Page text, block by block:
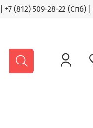
+7 (812) 509-28-22 (Спб)